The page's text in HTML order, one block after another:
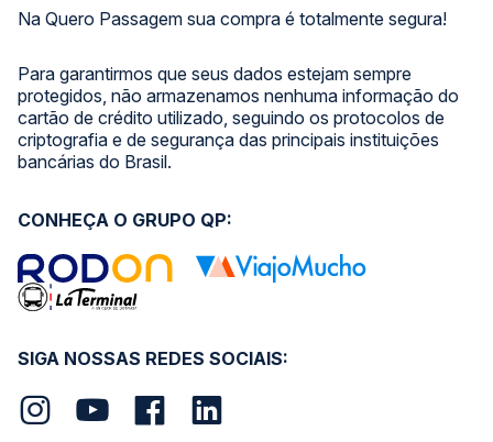
Na Quero Passagem sua compra é totalmente segura!
Para garantirmos que seus dados estejam sempre
protegidos, não armazenamos nenhuma informação do
cartão de crédito utilizado, seguindo os protocolos de
criptografia e de segurança das principais instituições
bancárias do Brasil.
SIGA NOSSAS REDES SOCIAIS:
CONHEÇA O GRUPO QP: